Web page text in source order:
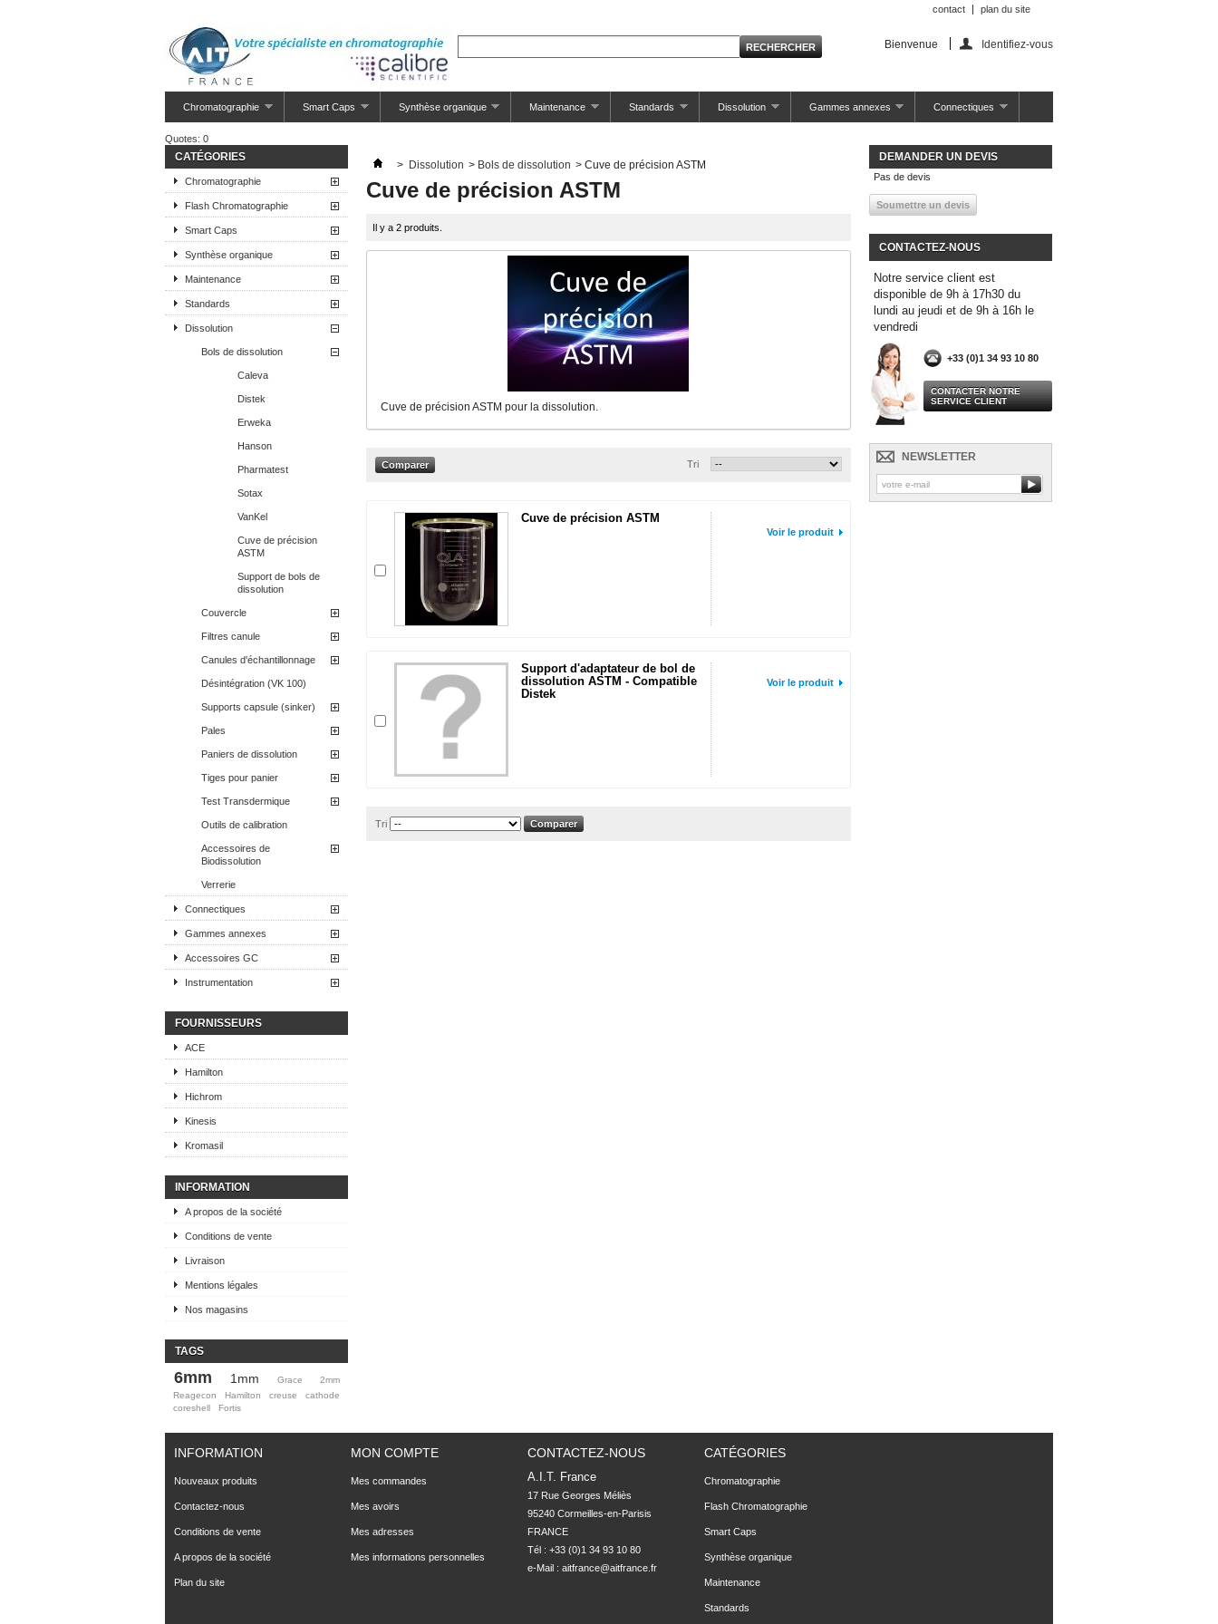
contact plan du site
Bienvenue Identifiez-vous
Chromatographie Smart Caps Synthèse organique Maintenance Standards Dissolution Gammes annexes Connectiques
Quotes: 0
CATÉGORIES
Chromatographie
Flash Chromatographie
Smart Caps
Synthèse organique
Maintenance
Standards
Dissolution
Bols de dissolution
Caleva
Distek
Erweka
Hanson
Pharmatest
Sotax
VanKel
Cuve de précision
ASTM
Support de bols de
dissolution
Couvercle
Filtres canule
Canules d'échantillonnage
Désintégration (VK 100)
Supports capsule (sinker)
Pales
Paniers de dissolution
Tiges pour panier
Test Transdermique
Outils de calibration
Accessoires de
Biodissolution
Verrerie
Connectiques
Gammes annexes
Accessoires GC
Instrumentation
FOURNISSEURS
ACE
Hamilton
Hichrom
Kinesis
Kromasil
INFORMATION
A propos de la société
Conditions de vente
Livraison
Mentions légales
Nos magasins
TAGS
6mm 1mm Grace
2mm
Reagecon
Hamilton creuse
cathode
coreshell
Fortis
> Dissolution > Bols de dissolution > Cuve de précision ASTM
Cuve de précision ASTM
Il y a 2 produits.
Cuve de précision ASTM pour la dissolution.
Tri
Cuve de précision ASTM
Voir le produit
Support d'adaptateur de bol de
dissolution ASTM - Compatible
Distek
Voir le produit
Tri
DEMANDER UN DEVIS
Pas de devis
CONTACTEZ-NOUS
Notre service client est
disponible de 9h à 17h30 du
lundi au jeudi et de 9h à 16h le
vendredi
+33 (0)1 34 93 10 80
CONTACTER NOTRE
SERVICE CLIENT
NEWSLETTER
INFORMATION
Nouveaux produits
Contactez-nous
Conditions de vente
A propos de la société
Plan du site
MON COMPTE
Mes commandes
Mes avoirs
Mes adresses
Mes informations personnelles
CONTACTEZ-NOUS
A.I.T. France
17 Rue Georges Méliès
95240 Cormeilles-en-Parisis
FRANCE
Tél : +33 (0)1 34 93 10 80
e-Mail : aitfrance@aitfrance.fr
CATÉGORIES
Chromatographie
Flash Chromatographie
Smart Caps
Synthèse organique
Maintenance
Standards